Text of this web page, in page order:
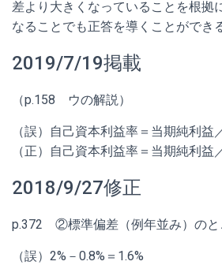
差より大きくなっていることを根拠
なることでも正答を導くことができ
2019/7/19掲載
（p.158 ウの解説）
（誤）自己資本利益率＝当期純利益
（正）自己資本利益率＝当期純利益
2018/9/27修正
p.372 ②標準偏差（例年並み）のと
（誤）2%－0.8%＝1.6%